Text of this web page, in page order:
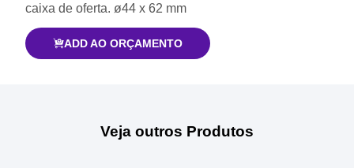
caixa de oferta. ø44 x 62 mm
ADD AO ORÇAMENTO
Veja outros Produtos